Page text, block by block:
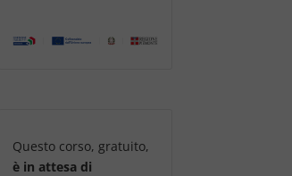
Questo corso, gratuito,
è in attesa di